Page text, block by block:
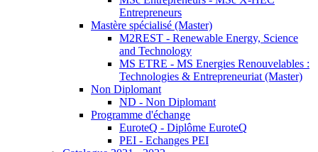
Entrepreneurs
Mastère spécialisé (Master)
M2REST - Renewable Energy, Science
and Technology
MS ETRE - MS Energies Renouvelables :
Technologies & Entrepreneuriat (Master)
Non Diplomant
ND - Non Diplomant
Programme d'échange
EuroteQ - Diplôme EuroteQ
PEI - Echanges PEI